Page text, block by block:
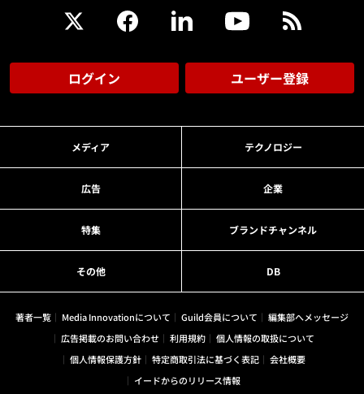
ログイン ユーザー登録
メディア テクノロジー
広告 企業
特集 ブランドチャンネル
その他 DB
著者一覧 Media Innovationについて Guild会員について
編集部へメッセージ
広告掲載のお問い合わせ
利用規約
個人情報の取扱について
個人情報保護方針
特定商取引法に基づく表記
会社概要
イードからのリリース情報